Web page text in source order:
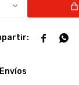
 
Envíos